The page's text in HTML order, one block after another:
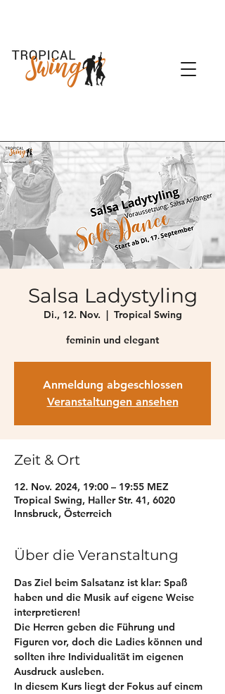
Salsa Ladystyling
Di., 12. Nov.
  |
Tropical Swing
feminin und elegant
Anmeldung abgeschlossen
Veranstaltungen ansehen
Zeit & Ort
12. Nov. 2024, 19:00 – 19:55 MEZ
Tropical Swing, Haller Str. 41, 6020
Innsbruck, Österreich
Über die Veranstaltung
Das Ziel beim Salsatanz ist klar: Spaß
haben und die Musik auf eigene Weise
interpretieren!
Die Herren geben die Führung und
Figuren vor, doch die Ladies können und
sollten ihre Individualität im eigenen
Ausdruck ausleben.
In diesem Kurs liegt der Fokus auf einem